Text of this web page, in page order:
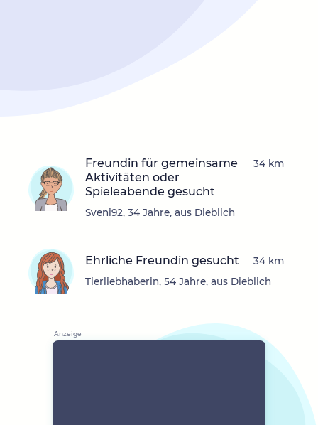
Freundin für gemeinsame
Aktivitäten oder
Spieleabende gesucht
Sveni92, 34 Jahre, aus Dieblich
34 km
Ehrliche Freundin gesucht
Tierliebhaberin, 54 Jahre, aus Dieblich
34 km